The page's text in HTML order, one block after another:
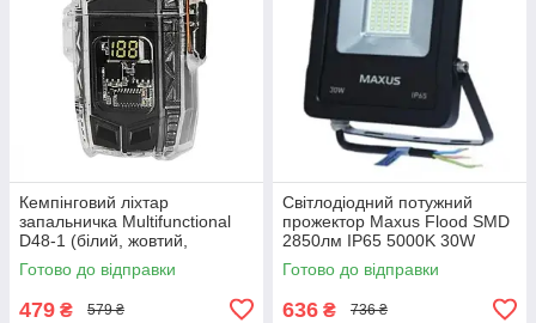
Кемпінговий ліхтар
запальничка Multifunctional
D48-1 (білий, жовтий,
червоний) + BOX LCD Type-C
(11 режимів)
Готово до відправки
479 ₴ 579 ₴
Світлодіодний потужний
прожектор Maxus Flood SMD
2850лм IP65 5000K 30W
(Чорний)
Готово до відправки
636 ₴ 736 ₴